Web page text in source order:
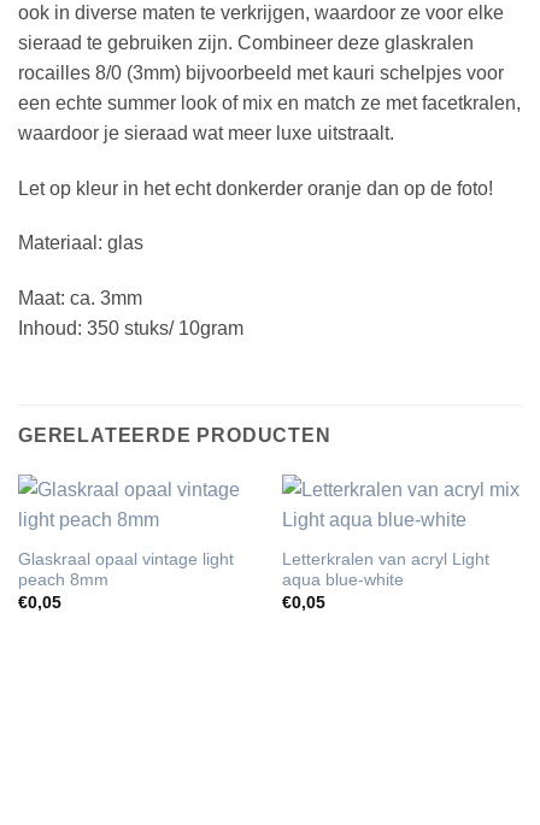
ook in diverse maten te verkrijgen, waardoor ze voor elke
sieraad te gebruiken zijn. Combineer deze glaskralen
rocailles 8/0 (3mm) bijvoorbeeld met kauri schelpjes voor
een echte summer look of mix en match ze met facetkralen,
waardoor je sieraad wat meer luxe uitstraalt.
Let op kleur in het echt donkerder oranje dan op de foto!
Materiaal: glas
Maat: ca. 3mm
Inhoud: 350 stuks/ 10gram
GERELATEERDE PRODUCTEN
Glaskraal opaal vintage light
peach 8mm
€0,05
Letterkralen van acryl Light
aqua blue-white
€0,05